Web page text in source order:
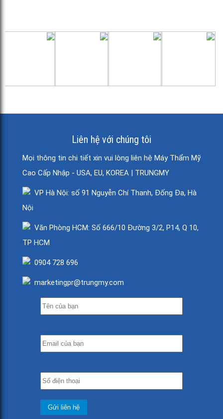
Liên hệ với chúng tôi
Mọi thông tin chi tiết xin vui lòng liên hệ Máy Thẩm Mỹ
Cao Cấp Nhập - USA, EU, KOREA | TRUNGMY
VP Hà Nội: số 91 Nguyễn Chí Thanh, Đống Đa, Hà
Nội
Văn Phòng HCM: Số 666/10 Đường 3/2, P14, Q 10,
TP HCM
0904 728 696
marketingpr@trungmy.com